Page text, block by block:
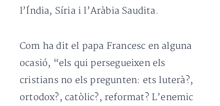
l’Índia, Síria i l’Aràbia Saudita.
Com ha dit el papa Francesc en alguna
ocasió, “els qui persegueixen els
cristians no els pregunten: ets luterà?,
ortodox?, catòlic?, reformat? L’enemic